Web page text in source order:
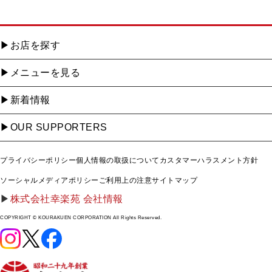
お店を探す
メニューを見る
新着情報
OUR SUPPORTERS
プライバシーポリシー個人情報の取扱について カスタマーハラスメント方針
ソーシャルメディアポリシー ご利用上の注意サイトマップ
株式会社幸楽苑 会社情報
COPYRIGHT © KOURAKUEN CORPORATION All Rights Reserved.